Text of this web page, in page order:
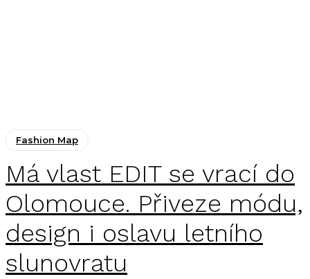
Fashion Map
Má vlast EDIT se vrací do
Olomouce. Přiveze módu,
design i oslavu letního
slunovratu